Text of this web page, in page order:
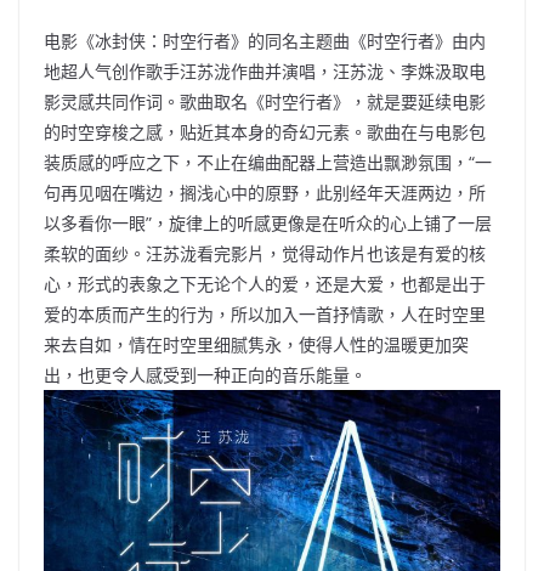
电影《冰封侠：时空行者》的同名主题曲《时空行者》由内
地超人气创作歌手汪苏泷作曲并演唱，汪苏泷、李姝汲取电
影灵感共同作词。歌曲取名《时空行者》，就是要延续电影
的时空穿梭之感，贴近其本身的奇幻元素。歌曲在与电影包
装质感的呼应之下，不止在编曲配器上营造出飘渺氛围，“一
句再见咽在嘴边，搁浅心中的原野，此别经年天涯两边，所
以多看你一眼”，旋律上的听感更像是在听众的心上铺了一层
柔软的面纱。汪苏泷看完影片，觉得动作片也该是有爱的核
心，形式的表象之下无论个人的爱，还是大爱，也都是出于
爱的本质而产生的行为，所以加入一首抒情歌，人在时空里
来去自如，情在时空里细腻隽永，使得人性的温暖更加突
出，也更令人感受到一种正向的音乐能量。